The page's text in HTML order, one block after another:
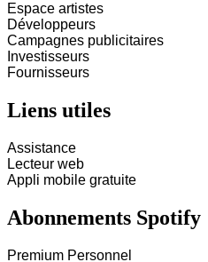
Espace artistes
Développeurs
Campagnes publicitaires
Investisseurs
Fournisseurs
Liens utiles
Assistance
Lecteur web
Appli mobile gratuite
Abonnements Spotify
Premium Personnel